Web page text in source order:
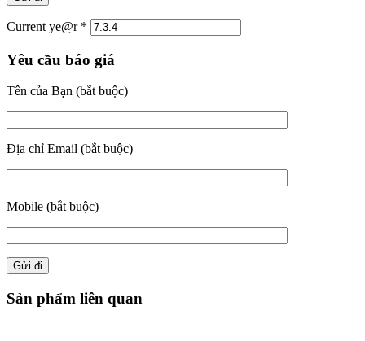
Current ye@r *
Yêu cầu báo giá
Tên của Bạn (bắt buộc)
Địa chỉ Email (bắt buộc)
Mobile (bắt buộc)
Sản phẩm liên quan